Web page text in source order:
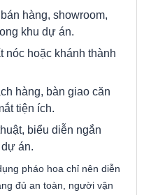
hàng, showroom,
khu dự án.
nóc hoặc khánh thành
hàng, bàn giao căn
tiện ích.
biểu diễn ngắn
án.
pháo hoa chỉ nên diễn
đủ an toàn, người vận